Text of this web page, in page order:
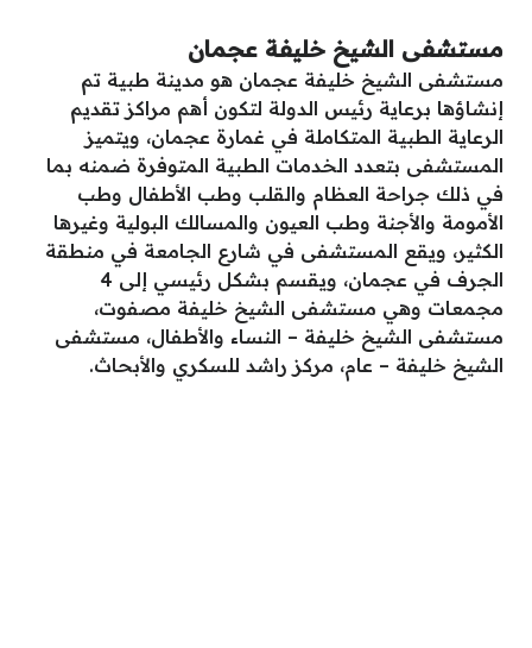
مستشفى الشيخ خليفة عجمان
مستشفى الشيخ خليفة عجمان هو مدينة طبية تم
إنشاؤها برعاية رئيس الدولة لتكون أهم مراكز تقديم
الرعاية الطبية المتكاملة في غمارة عجمان، ويتميز
المستشفى بتعدد الخدمات الطبية المتوفرة ضمنه بما
في ذلك جراحة العظام والقلب وطب الأطفال وطب
الأمومة والأجنة وطب العيون والمسالك البولية وغيرها
الكثير، ويقع المستشفى في شارع الجامعة في منطقة
الجرف في عجمان، ويقسم بشكل رئيسي إلى 4
مجمعات وهي مستشفى الشيخ خليفة مصفوت،
مستشفى الشيخ خليفة – النساء والأطفال، مستشفى
الشيخ خليفة – عام، مركز راشد للسكري والأبحاث.